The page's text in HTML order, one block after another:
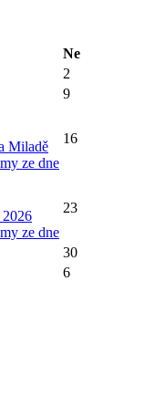
Ne
2
9
Miladě
ze dne
16
2026
ze dne
23
30
6